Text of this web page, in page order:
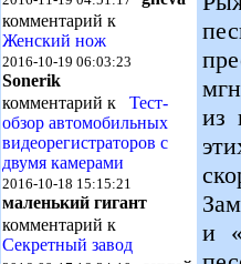
комментарий к
Женский нож
2016-10-19 06:03:23
Sonerik
комментарий к Тест-
обзор автомобильных
видеорегистраторов с
двумя камерами
2016-10-18 15:15:21
маленький гигант
комментарий к
Секретный завод
из
и